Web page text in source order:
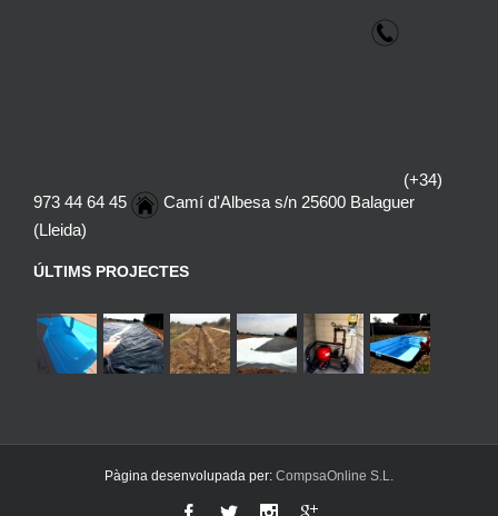
(+34)
973 44 64 45
Camí d'Albesa s/n 25600 Balaguer
(Lleida)
ÚLTIMS PROJECTES
Pàgina desenvolupada per: CompsaOnline S.L.